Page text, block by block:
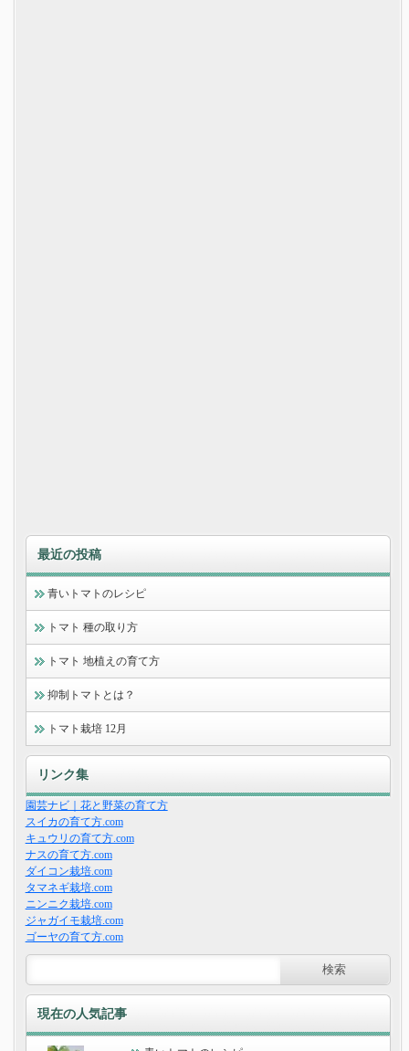
最近の投稿
青いトマトのレシピ
トマト 種の取り方
トマト 地植えの育て方
抑制トマトとは？
トマト栽培 12月
リンク集
園芸ナビ｜花と野菜の育て方
スイカの育て方.com
キュウリの育て方.com
ナスの育て方.com
ダイコン栽培.com
タマネギ栽培.com
ニンニク栽培.com
ジャガイモ栽培.com
ゴーヤの育て方.com
現在の人気記事